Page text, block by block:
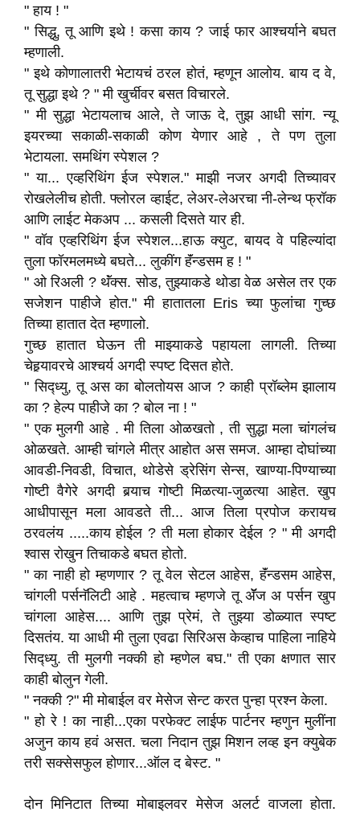
" हाय ! "
" सिद्धु, तू आणि इथे ! कसा काय ? जाई फार आश्चर्याने बघत
म्हणाली.
" इथे कोणालातरी भेटायचं ठरल होतं, म्हणून आलोय. बाय द वे,
तू सुद्धा इथे ? " मी खुर्चीवर बसत विचारले.
" मी सुद्धा भेटायलाच आले, ते जाऊ दे, तुझ आधी सांग. न्यू
इयरच्या सकाळी-सकाळी कोण येणार आहे , ते पण तुला
भेटायला. समथिंग स्पेशल ?
" या... एव्हरिथिंग ईज स्पेशल." माझी नजर अगदी तिच्यावर
रोखलेलीच होती. फ्लोरल व्हाईट, लेअर-लेअरचा नी-लेन्थ फ्रॉक
आणि लाईट मेकअप ... कसली दिसते यार ही.
" वॉव एव्हरिथिंग ईज स्पेशल...हाऊ क्युट, बायद वे पहिल्यांदा
तुला फॉरमलमध्ये बघते... लुकींग हॅंन्डसम ह ! "
" ओ रिअली ? थॅंक्स. सोड, तुझ्याकडे थोडा वेळ असेल तर एक
सजेशन पाहीजे होत." मी हातातला Eris च्या फुलांचा गुच्छ
तिच्या हातात देत म्हणालो.
गुच्छ हातात घेऊन ती माझ्याकडे पहायला लागली. तिच्या
चेहर्‍यावरचे आश्चर्य अगदी स्पष्ट दिसत होते.
" सिद्ध्यु, तू अस का बोलतोयस आज ? काही प्रॉब्लेम झालाय
का ? हेल्प पाहीजे का ? बोल ना ! "
" एक मुलगी आहे . मी तिला ओळखतो , ती सुद्धा मला चांगलंच
ओळखते. आम्ही चांगले मीत्र आहोत अस समज. आम्हा दोघांच्या
आवडी-निवडी, विचात, थोडेसे ड्रेसिंग सेन्स, खाण्या-पिण्याच्या
गोष्टी वैगेरे अगदी बर्‍याच गोष्टी मिळत्या-जुळत्या आहेत. खुप
आधीपासून मला आवडते ती... आज तिला प्रपोज करायच
ठरवलंय .....काय होईल ? ती मला होकार देईल ? " मी अगदी
श्वास रोखुन तिचाकडे बघत होतो.
" का नाही हो म्हणणार ? तू वेल सेटल आहेस, हॅंन्डसम आहेस,
चांगली पर्सनॅलिटी आहे . महत्वाच म्हणजे तू अ‍ॅॅॅॅज अ पर्सन खुप
चांगला आहेस.... आणि तुझ प्रेमं, ते तुझ्या डोळ्यात स्पष्ट
दिसतंय. या आधी मी तुला एवढा सिरिअस केव्हाच पाहिला नाहिये
सिद्ध्यु. ती मुलगी नक्की हो म्हणेल बघ." ती एका क्षणात सार
काही बोलुन गेली.
" नक्की ?" मी मोबाईल वर मेसेज सेन्ट करत पुन्हा प्रश्न केला.
" हो रे ! का नाही...एका परफेक्ट लाईफ पार्टनर म्हणुन मुलींना
अजुन काय हवं असत. चला निदान तुझ मिशन लव्ह इन क्युबेक
तरी सक्सेसफुल होणार...ऑल द बेस्ट. "
दोन मिनिटात तिच्या मोबाइलवर मेसेज अलर्ट वाजला होता.